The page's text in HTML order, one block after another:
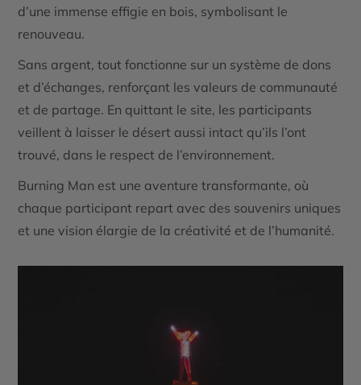
d’une immense effigie en bois, symbolisant le
renouveau.
Sans argent, tout fonctionne sur un système de dons
et d’échanges, renforçant les valeurs de communauté
et de partage. En quittant le site, les participants
veillent à laisser le désert aussi intact qu’ils l’ont
trouvé, dans le respect de l’environnement.
Burning Man est une aventure transformante, où
chaque participant repart avec des souvenirs uniques
et une vision élargie de la créativité et de l’humanité.